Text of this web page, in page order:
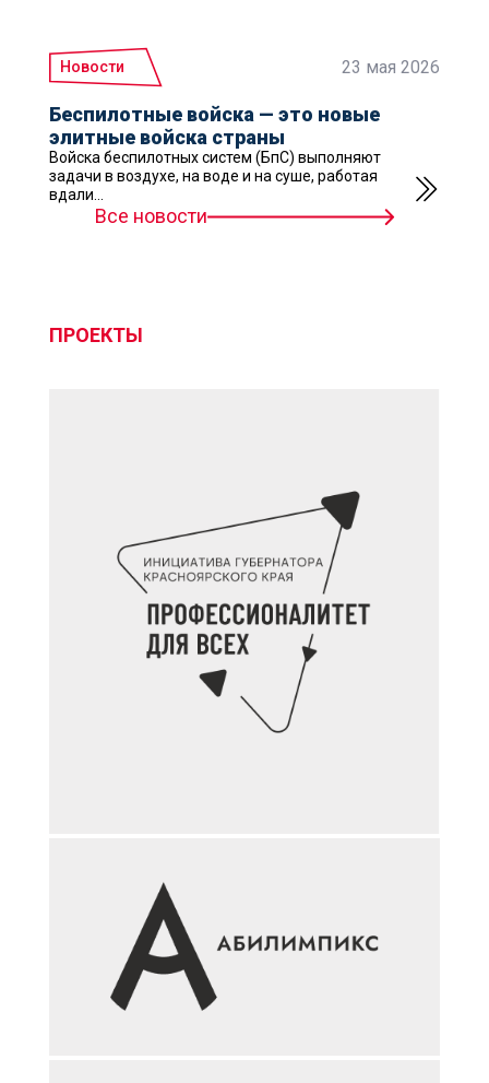
Новости 23 мая 2026
Беспилотные войска — это новые
элитные войска страны
Войска беспилотных систем (БпС) выполняют
задачи в воздухе, на воде и на суше, работая
вдали...
Все новости
ПРОЕКТЫ